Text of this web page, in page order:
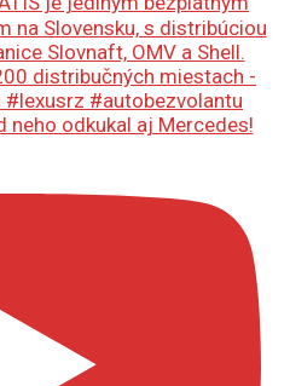
neho odkukal aj Mercedes!